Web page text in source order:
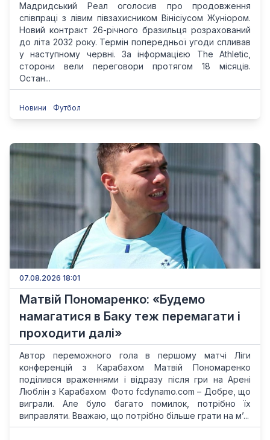
Мадридський Реал оголосив про продовження
співпраці з лівим півзахисником Вінісіусом Жуніором.
Новий контракт 26-річного бразильця розрахований
до літа 2032 року. Термін попередньої угоди спливав
у наступному червні. За інформацією The Athletic,
сторони вели переговори протягом 18 місяців.
Остан...
Новини Футбол
07.08.2026 18:01
Матвій Пономаренко: «Будемо
намагатися в Баку теж перемагати і
проходити далі»
Автор переможного гола в першому матчі Ліги
конференцій з Карабахом Матвій Пономаренко
поділився враженнями і відразу після гри на Арені
Люблін з Карабахом Фото fcdynamo.com – Добре, що
виграли. Але було багато помилок, потрібно їх
виправляти. Вважаю, що потрібно більше грати на мʼ...